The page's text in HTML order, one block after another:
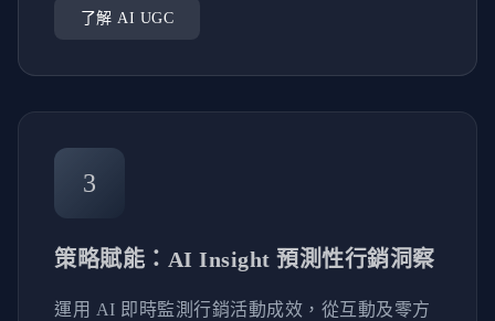
了解 AI UGC
3
策略賦能：AI Insight 預測性行銷洞察
運用 AI 即時監測行銷活動成效，從互動及零方